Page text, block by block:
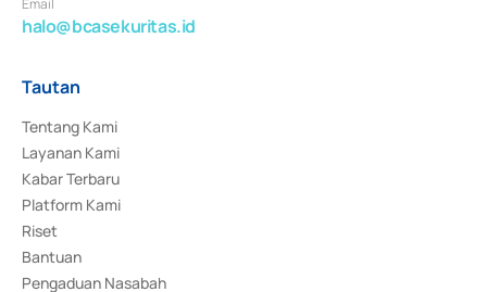
halo@bcasekuritas.id
Tautan
Tentang Kami
Layanan Kami
Kabar Terbaru
Platform Kami
Riset
Bantuan
Pengaduan Nasabah